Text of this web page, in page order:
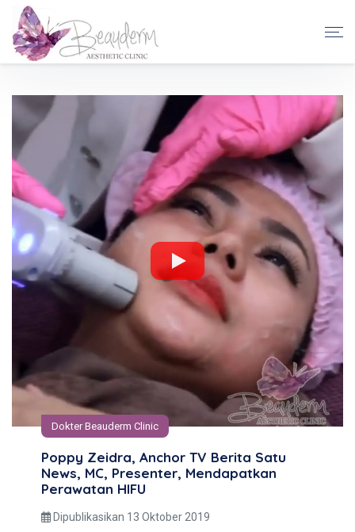
Dokter Beauderm Clinic
Poppy Zeidra, Anchor TV Berita Satu
News, MC, Presenter, Mendapatkan
Perawatan HIFU
Dipublikasikan 13 Oktober 2019